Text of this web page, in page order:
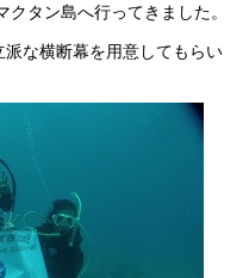
タン島へ行ってきました。
な横断幕を用意してもらい